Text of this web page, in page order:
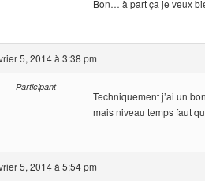
Bon… à part ça je veux
5, 2014 à 3:38 pm
Participant
Techniquement j’ai un
mais niveau temps faut
5, 2014 à 5:54 pm